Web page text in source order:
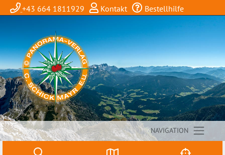
+43 664 1811929 Kontakt Bestellhilfe
NAVIGATION